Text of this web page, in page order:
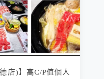
店)】高C/P值個人